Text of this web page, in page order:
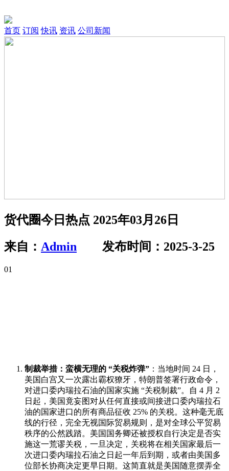
首页 订阅 快讯 资讯 公司新闻
货代圈今日热点 2025年03月26日
来自： Admin 发布时间：2025-3-25
01
制裁举措：蛮横无理的 “关税炸弹” ：当地时间 24 日，
美国白宫又一次露出霸权獠牙，特朗普签署行政命令，
对进口委内瑞拉石油的国家实施 “关税制裁”。自 4 月 2
日起，美国竟妄图对从任何直接或间接进口委内瑞拉石
油的国家进口的所有商品征收 25% 的关税。这种毫无底
线的行径，完全无视国际贸易规则，是对全球公平贸易
秩序的公然践踏。美国国务卿还被授权自行决定是否实
施这一荒谬关税，一旦决定，关税将在相关国家最后一
次进口委内瑞拉石油之日起一年后到期，或者由美国多
位部长协商决定更早日期。这简直就是美国随意摆弄全